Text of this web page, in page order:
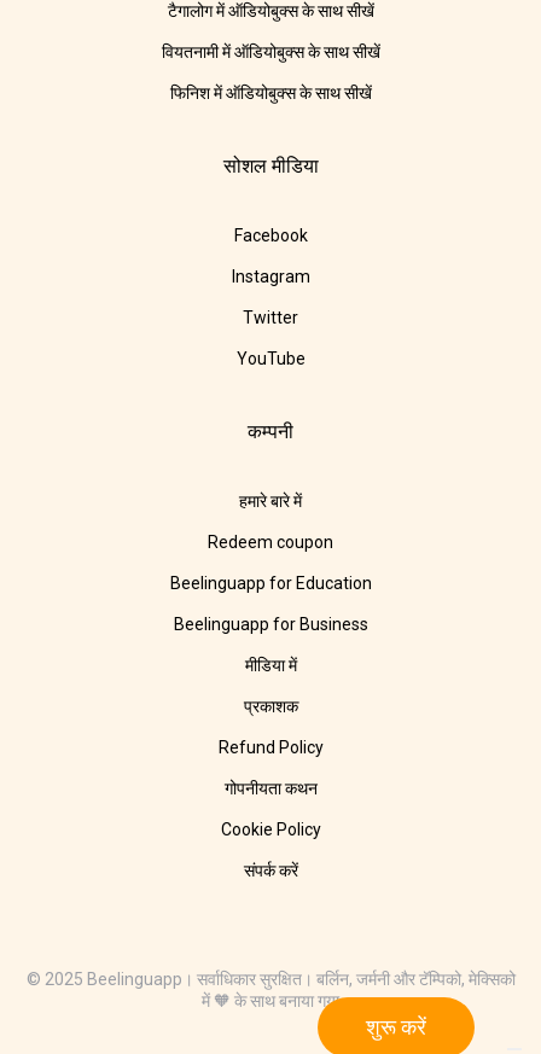
शुरू करें
टैगालोग में ऑडियोबुक्स के साथ सीखें
वियतनामी में ऑडियोबुक्स के साथ सीखें
फिनिश में ऑडियोबुक्स के साथ सीखें
सोशल मीडिया
Facebook
Instagram
Twitter
YouTube
कम्पनी
हमारे बारे में
Redeem coupon
Beelinguapp for Education
Beelinguapp for Business
मीडिया में
प्रकाशक
Refund Policy
गोपनीयता कथन
Cookie Policy
संपर्क करें
© 2025 Beelinguapp। सर्वाधिकार सुरक्षित। बर्लिन, जर्मनी और टॅम्पिको, मेक्सिको
में 🧡 के साथ बनाया गया